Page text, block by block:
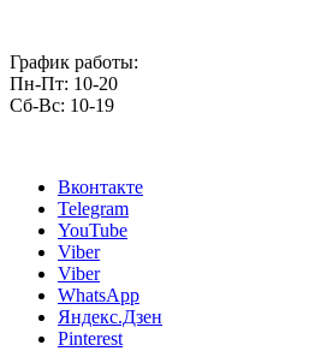
График работы:
Пн-Пт: 10-20
Сб-Вс: 10-19
Вконтакте
Telegram
YouTube
Viber
Viber
WhatsApp
Яндекс.Дзен
Pinterest